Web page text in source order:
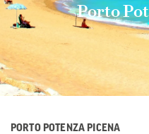
Porto
PORTO POTENZA PICENA